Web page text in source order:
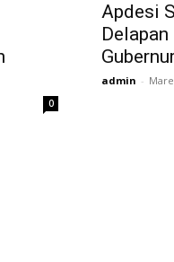
0
Apdesi
admin -